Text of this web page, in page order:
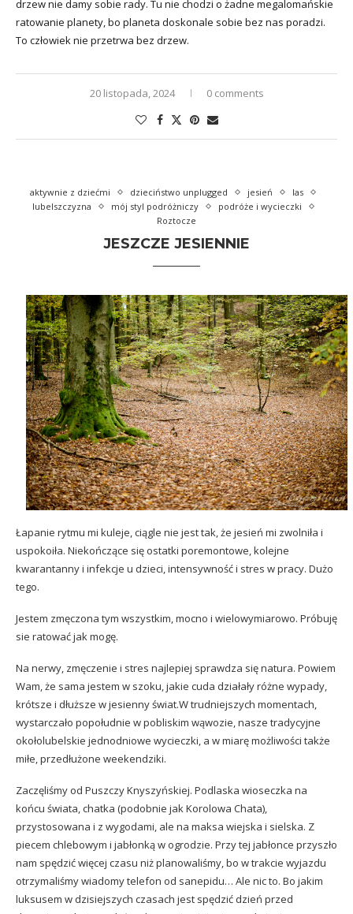
drzew nie damy sobie rady. Tu nie chodzi o żadne megalomańskie
ratowanie planety, bo planeta doskonale sobie bez nas poradzi.
To człowiek nie przetrwa bez drzew.
20 listopada, 2024 0 comments
aktywnie z dziećmi dzieciństwo unplugged jesień
las
lubelszczyzna
mój styl podróżniczy
podróże i wycieczki
Roztocze
JESZCZE JESIENNIE
Łapanie rytmu mi kuleje, ciągle nie jest tak, że jesień mi zwolniła i
uspokoiła. Niekończące się ostatki poremontowe, kolejne
kwarantanny i infekcje u dzieci, intensywność i stres w pracy. Dużo
tego.
Jestem zmęczona tym wszystkim, mocno i wielowymiarowo. Próbuję
sie ratować jak mogę.
Na nerwy, zmęczenie i stres najlepiej sprawdza się natura. Powiem
Wam, że sama jestem w szoku, jakie cuda działały różne wypady,
krótsze i dłuższe w jesienny świat.W trudniejszych momentach,
wystarczało popołudnie w pobliskim wąwozie, nasze tradycyjne
okołolubelskie jednodniowe wycieczki, a w miarę możliwości także
miłe, przedłużone weekendziki.
Zaczęliśmy od Puszczy Knyszyńskiej. Podlaska wioseczka na
końcu świata, chatka (podobnie jakKorolowa Chata),
przystosowana i z wygodami, ale na maksa wiejska i sielska. Z
piecem chlebowym i jabłonką w ogrodzie. Przy tej jabłonce przyszło
nam spędzić więcej czasu niż planowaliśmy, bo w trakcie wyjazdu
otrzymaliśmy wiadomy telefon od sanepidu… Ale nic to. Bo jakim
luksusem w dzisiejszych czasach jest spędzić dzień przed